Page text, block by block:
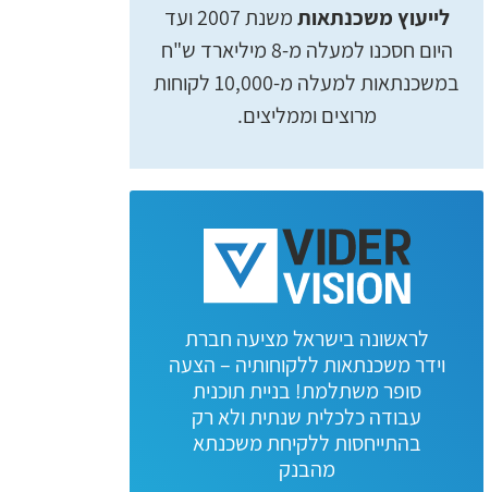
לייעוץ משכנתאות
משנת 2007 ועד
היום חסכנו למעלה מ-8 מיליארד ש"ח
במשכנתאות למעלה מ-10,000 לקוחות
מרוצים וממליצים.
לראשונה בישראל מציעה חברת
וידר משכנתאות ללקוחותיה – הצעה
סופר משתלמת! בניית תוכנית
עבודה כלכלית שנתית ולא רק
בהתייחסות ללקיחת משכנתא
מהבנק